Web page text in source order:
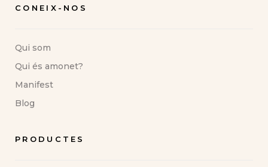
CONEIX-NOS
Qui som
Qui és amonet?
Manifest
Blog
PRODUCTES